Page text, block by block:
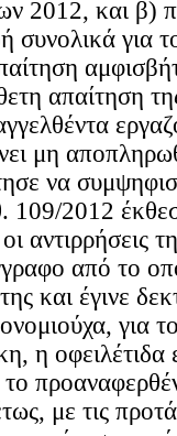
2012, και β)
συνολικά για
απαίτηση
μη
να
109/2012
από το
και έγινε
για
η οφειλέτιδα
με τις